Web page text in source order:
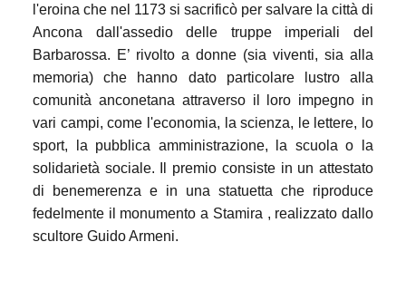
l'eroina che nel 1173 si sacrificò per salvare la città di
Ancona dall'assedio delle truppe imperiali del
Barbarossa. E’ rivolto a donne (sia viventi, sia alla
memoria) che hanno dato particolare lustro alla
comunità anconetana attraverso il loro impegno in
vari campi, come l'economia, la scienza, le lettere, lo
sport, la pubblica amministrazione, la scuola o la
solidarietà sociale.
Il premio consiste in un attestato
di benemerenza e in una statuetta che riproduce
fedelmente il monumento a Stamira , realizzato dallo
scultore Guido Armeni.